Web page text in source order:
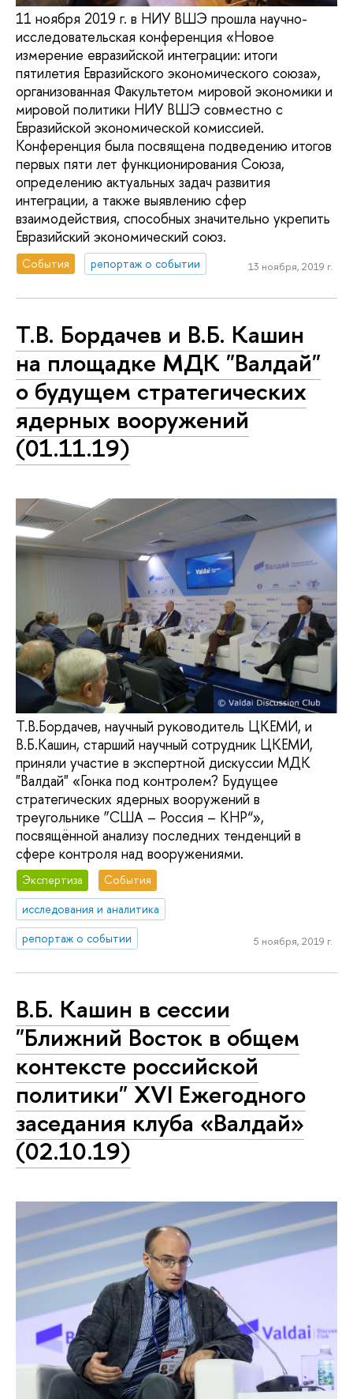
11 ноября 2019 г. в НИУ ВШЭ прошла научно-
исследовательская конференция «Новое
измерение евразийской интеграции: итоги
пятилетия Евразийского экономического союза»,
организованная Факультетом мировой экономики и
мировой политики НИУ ВШЭ совместно с
Евразийской экономической комиссией.
Конференция была посвящена подведению итогов
первых пяти лет функционирования Союза,
определению актуальных задач развития
интеграции, а также выявлению сфер
взаимодействия, способных значительно укрепить
Евразийский экономический союз.
События репортаж о событии 13 ноября, 2019 г.
Т.В. Бордачев и В.Б. Кашин
на площадке МДК "Валдай"
о будущем стратегических
ядерных вооружений
(01.11.19)
Т.В.Бордачев, научный руководитель ЦКЕМИ, и
В.Б.Кашин, старший научный сотрудник ЦКЕМИ,
приняли участие в экспертной дискуссии МДК
"Валдай" «Гонка под контролем? Будущее
стратегических ядерных вооружений в
треугольнике ”США – Россия – КНР“»,
посвящённой анализу последних тенденций в
сфере контроля над вооружениями.
Экспертиза
События
исследования и аналитика
репортаж о событии
5 ноября, 2019 г.
В.Б. Кашин в сессии
"Ближний Восток в общем
контексте российской
политики" XVI Ежегодного
заседания клуба «Валдай»
(02.10.19)